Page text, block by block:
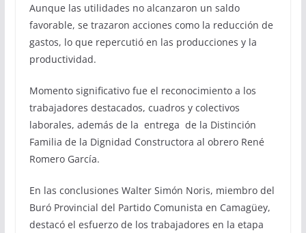
Aunque las utilidades no alcanzaron un saldo
favorable, se trazaron acciones como la reducción de
gastos, lo que repercutió en las producciones y la
productividad.
Momento significativo fue el reconocimiento a los
trabajadores destacados, cuadros y colectivos
laborales, además de la entrega de la Distinción
Familia de la Dignidad Constructora al obrero René
Romero García.
En las conclusiones Walter Simón Noris, miembro del
Buró Provincial del Partido Comunista en Camagüey,
destacó el esfuerzo de los trabajadores en la etapa